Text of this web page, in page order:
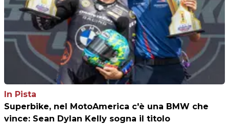
In Pista
Superbike, nel MotoAmerica c'è una BMW che
vince: Sean Dylan Kelly sogna il titolo